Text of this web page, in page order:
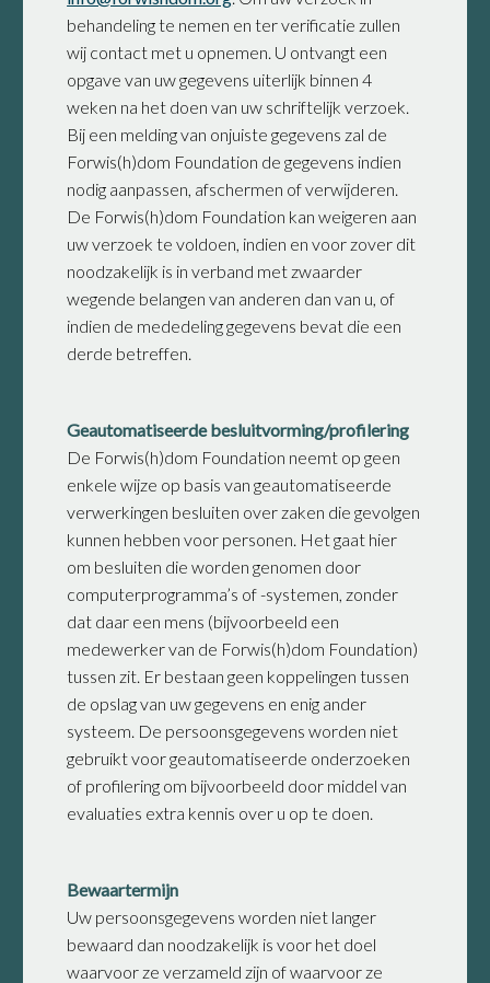
behandeling te nemen en ter verificatie zullen
wij contact met u opnemen. U ontvangt een
opgave van uw gegevens uiterlijk binnen 4
weken na het doen van uw schriftelijk verzoek.
Bij een melding van onjuiste gegevens zal de
Forwis(h)dom Foundation de gegevens indien
nodig aanpassen, afschermen of verwijderen.
De Forwis(h)dom Foundation kan weigeren aan
uw verzoek te voldoen, indien en voor zover dit
noodzakelijk is in verband met zwaarder
wegende belangen van anderen dan van u, of
indien de mededeling gegevens bevat die een
derde betreffen.
Geautomatiseerde besluitvorming/profilering
De Forwis(h)dom Foundation neemt op geen
enkele wijze op basis van geautomatiseerde
verwerkingen besluiten over zaken die gevolgen
kunnen hebben voor personen. Het gaat hier
om besluiten die worden genomen door
computerprogramma’s of -systemen, zonder
dat daar een mens (bijvoorbeeld een
medewerker van de Forwis(h)dom Foundation)
tussen zit. Er bestaan geen koppelingen tussen
de opslag van uw gegevens en enig ander
systeem. De persoonsgegevens worden niet
gebruikt voor geautomatiseerde onderzoeken
of profilering om bijvoorbeeld door middel van
evaluaties extra kennis over u op te doen.
Bewaartermijn
Uw persoonsgegevens worden niet langer
bewaard dan noodzakelijk is voor het doel
waarvoor ze verzameld zijn of waarvoor ze